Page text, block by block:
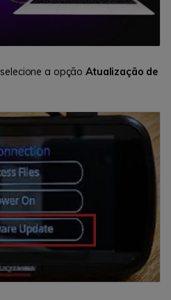
a opçãoAtualização de